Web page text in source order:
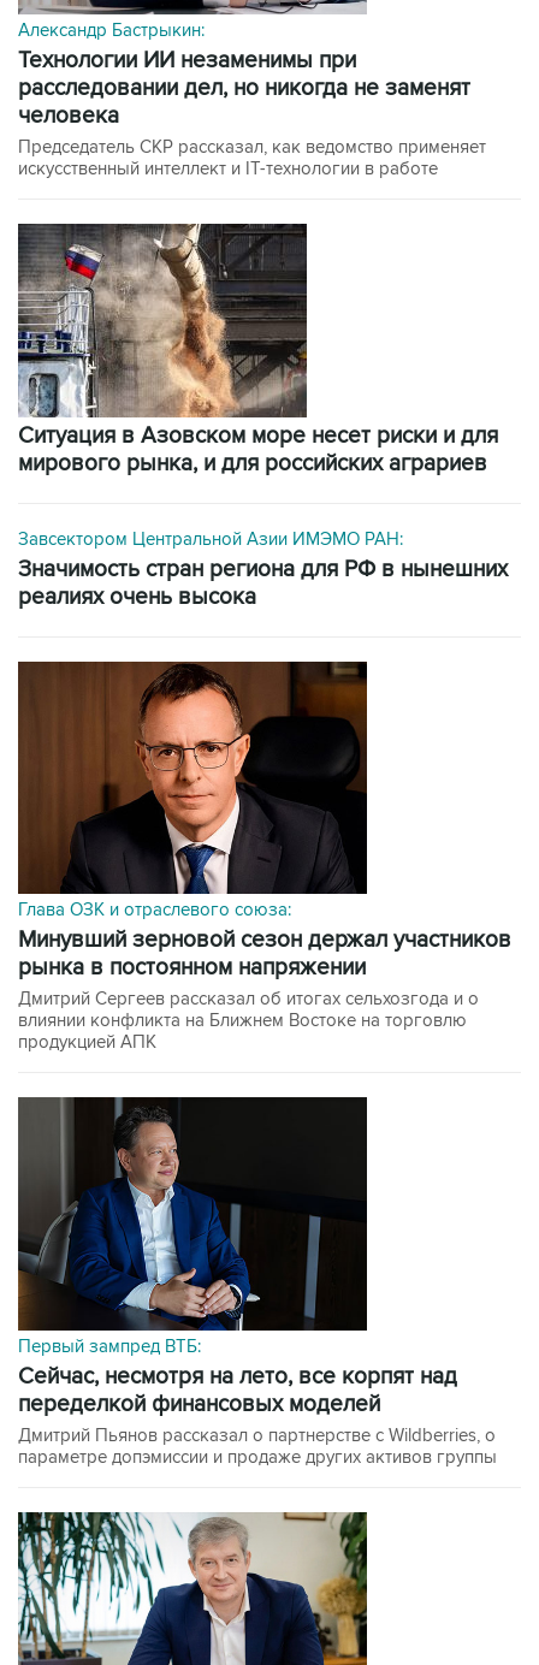
Александр Бастрыкин:
технологии ИИ незаменимы при
расследовании дел, но никогда не заменят
человека
Председатель СКР рассказал, как ведомство применяет
искусственный интеллект и IT-технологии в работе
Ситуация в Азовском море несет риски и для
мирового рынка, и для российских аграриев
Завсектором Центральной Азии ИМЭМО РАН:
значимость стран региона для РФ в нынешних
реалиях очень высока
Глава ОЗК и отраслевого союза:
минувший зерновой сезон держал участников
рынка в постоянном напряжении
Дмитрий Сергеев рассказал об итогах сельхозгода и о
влиянии конфликта на Ближнем Востоке на торговлю
продукцией АПК
Первый зампред ВТБ:
сейчас, несмотря на лето, все корпят над
переделкой финансовых моделей
Дмитрий Пьянов рассказал о партнерстве с Wildberries, о
параметре допэмиссии и продаже других активов группы